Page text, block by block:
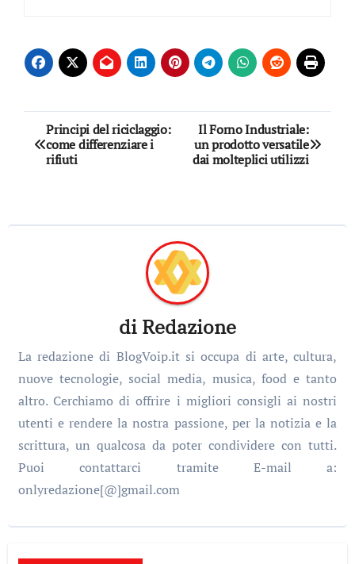
Navigazione
articoli
Principi del riciclaggio:
come differenziare i
rifiuti
Il Forno Industriale:
un prodotto versatile
dai molteplici utilizzi
di Redazione
La redazione di BlogVoip.it si occupa di arte, cultura,
nuove tecnologie, social media, musica, food e tanto
altro. Cerchiamo di offrire i migliori consigli ai nostri
utenti e rendere la nostra passione, per la notizia e la
scrittura, un qualcosa da poter condividere con tutti.
Puoi contattarci tramite E-mail a:
onlyredazione[@]gmail.com